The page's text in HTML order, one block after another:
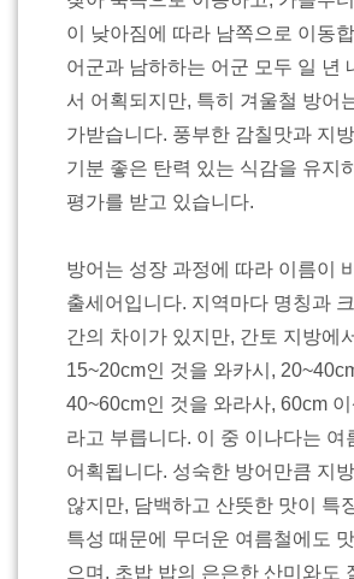
이 낮아짐에 따라 남쪽으로 이동
어군과 남하하는 어군 모두 일 년
서 어획되지만, 특히 겨울철 방어
가받습니다. 풍부한 감칠맛과 지
기분 좋은 탄력 있는 식감을 유지
평가를 받고 있습니다.
방어는 성장 과정에 따라 이름이
출세어입니다. 지역마다 명칭과
간의 차이가 있지만, 간토 지방에
15~20cm인 것을 와카시,
40~60cm인 것을 와라사, 60cm
라고 부릅니다. 이 중 이나다는 여
어획됩니다. 성숙한 방어만큼 지
않지만, 담백하고 산뜻한 맛이 특
특성 때문에 무더운 여름철에도
으며, 초밥 밥의 은은한 산미와도